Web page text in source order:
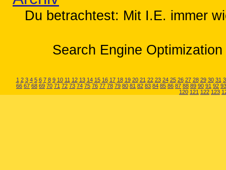
Du betrachtest: Mit I.E. immer
Search Engine
1 2 3 4 5 6 7 8 9 10 11 12 13 14 15 16 17 18 19 20 21 22 23 24 25 26 27 28 29 30 31
66 67 68 69 70 71 72 73 74 75 76 77 78 79 80 81 82 83 84 85 86 87 88 89 90 91 92 93
120 121 122 123